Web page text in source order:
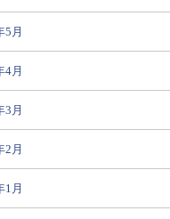
5月
4月
3月
2月
1月